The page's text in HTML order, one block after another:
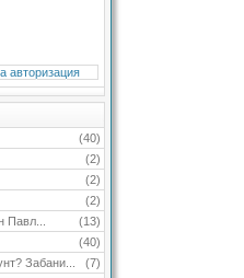
авторизация
(40)
(2)
(2)
(2)
(13)
Павл...
(40)
(7)
Забани...